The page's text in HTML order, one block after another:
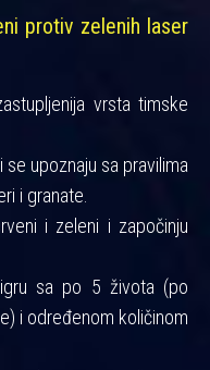
protiv zelenih laser
vrsta timske
upoznaju sa pravilima
i granate.
i zeleni i započinju
sa po 5 života (po
i određenom količinom